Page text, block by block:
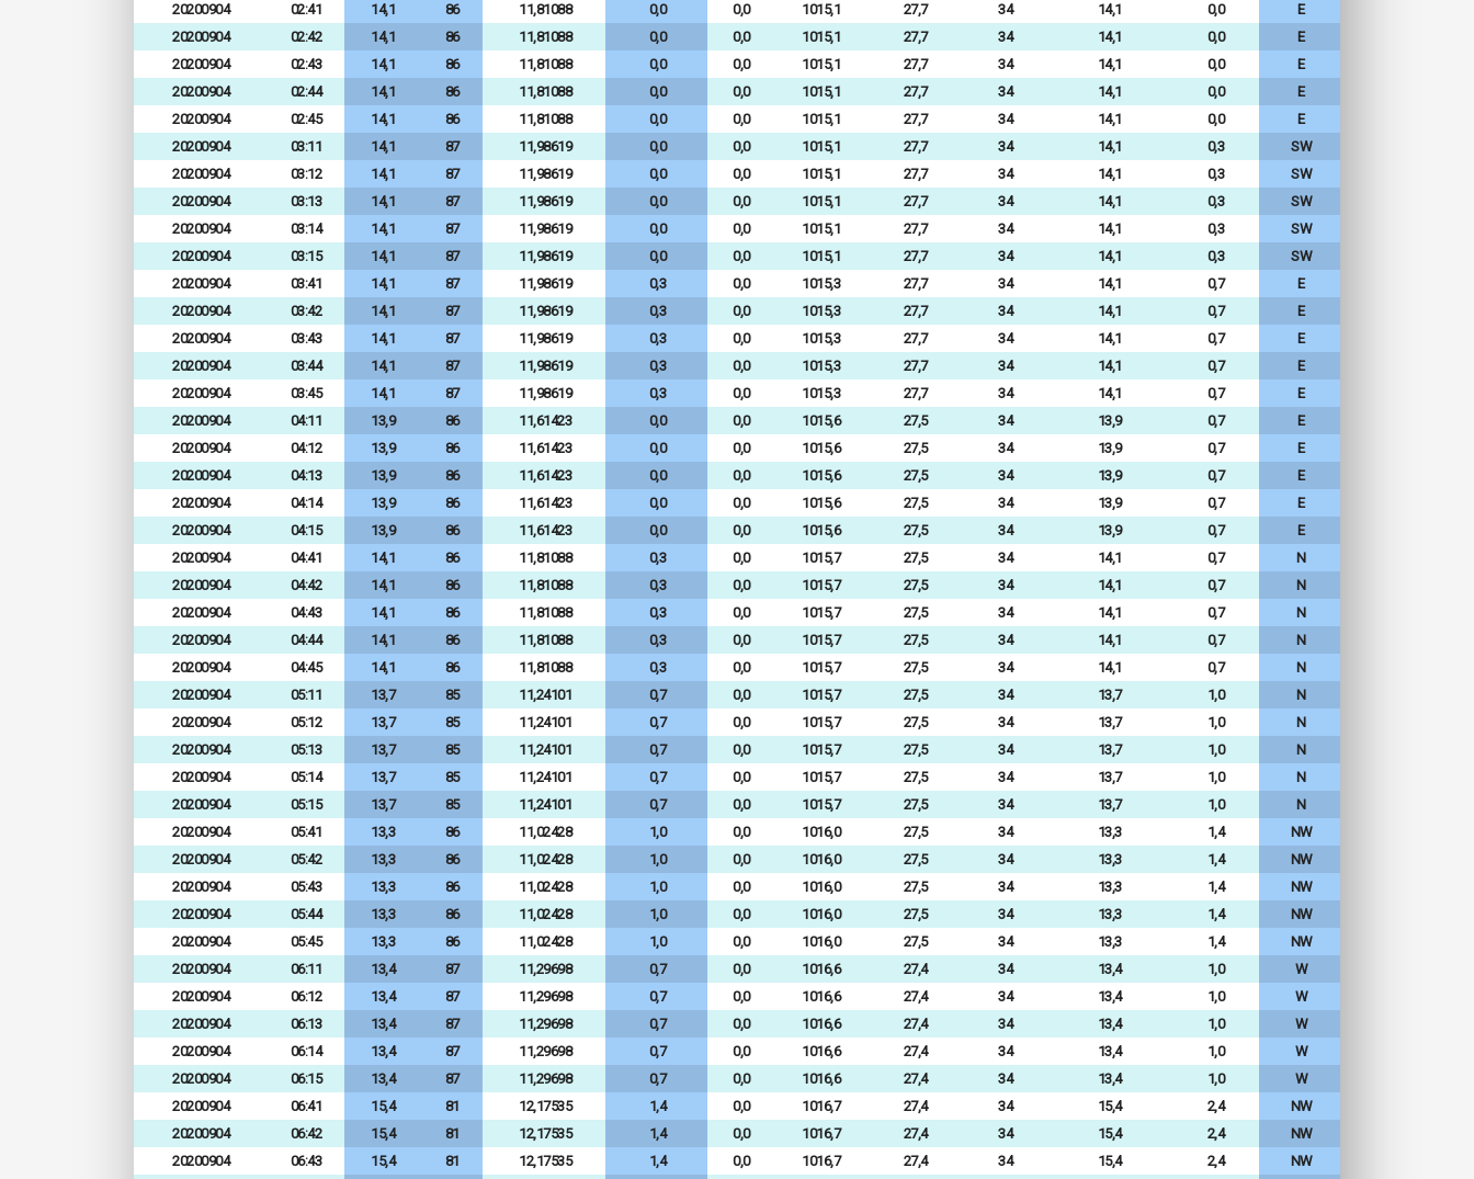
20200904
02:41 14,1 86 11,81088 0,0 0,0 1015,1 27,7 34 14,1 0,0
E
20200904
02:42 14,1 86 11,81088 0,0 0,0 1015,1 27,7 34 14,1 0,0
E
20200904
02:43 14,1 86 11,81088 0,0 0,0 1015,1 27,7 34 14,1 0,0
E
20200904
02:44 14,1 86 11,81088 0,0 0,0 1015,1 27,7 34 14,1 0,0
E
20200904
02:45 14,1 86 11,81088 0,0 0,0 1015,1 27,7 34 14,1 0,0
E
20200904
03:11 14,1 87 11,98619 0,0 0,0 1015,1 27,7 34 14,1 0,3
SW
20200904
03:12 14,1 87 11,98619 0,0 0,0 1015,1 27,7 34 14,1 0,3
SW
20200904
03:13 14,1 87 11,98619 0,0 0,0 1015,1 27,7 34 14,1 0,3
SW
20200904
03:14 14,1 87 11,98619 0,0 0,0 1015,1 27,7 34 14,1 0,3
SW
20200904
03:15 14,1 87 11,98619 0,0 0,0 1015,1 27,7 34 14,1 0,3
SW
20200904
03:41 14,1 87 11,98619 0,3 0,0 1015,3 27,7 34 14,1 0,7
E
20200904
03:42 14,1 87 11,98619 0,3 0,0 1015,3 27,7 34 14,1 0,7
E
20200904
03:43 14,1 87 11,98619 0,3 0,0 1015,3 27,7 34 14,1 0,7
E
20200904
03:44 14,1 87 11,98619 0,3 0,0 1015,3 27,7 34 14,1 0,7
E
20200904
03:45 14,1 87 11,98619 0,3 0,0 1015,3 27,7 34 14,1 0,7
E
20200904
04:11 13,9 86 11,61423 0,0 0,0 1015,6 27,5 34 13,9 0,7
E
20200904
04:12 13,9 86 11,61423 0,0 0,0 1015,6 27,5 34 13,9 0,7
E
20200904
04:13 13,9 86 11,61423 0,0 0,0 1015,6 27,5 34 13,9 0,7
E
20200904
04:14 13,9 86 11,61423 0,0 0,0 1015,6 27,5 34 13,9 0,7
E
20200904
04:15 13,9 86 11,61423 0,0 0,0 1015,6 27,5 34 13,9 0,7
E
20200904
04:41 14,1 86 11,81088 0,3 0,0 1015,7 27,5 34 14,1 0,7
N
20200904
04:42 14,1 86 11,81088 0,3 0,0 1015,7 27,5 34 14,1 0,7
N
20200904
04:43 14,1 86 11,81088 0,3 0,0 1015,7 27,5 34 14,1 0,7
N
20200904
04:44 14,1 86 11,81088 0,3 0,0 1015,7 27,5 34 14,1 0,7
N
20200904
04:45 14,1 86 11,81088 0,3 0,0 1015,7 27,5 34 14,1 0,7
N
20200904
05:11 13,7 85 11,24101 0,7 0,0 1015,7 27,5 34 13,7 1,0
N
20200904
05:12 13,7 85 11,24101 0,7 0,0 1015,7 27,5 34 13,7 1,0
N
20200904
05:13 13,7 85 11,24101 0,7 0,0 1015,7 27,5 34 13,7 1,0
N
20200904
05:14 13,7 85 11,24101 0,7 0,0 1015,7 27,5 34 13,7 1,0
N
20200904
05:15 13,7 85 11,24101 0,7 0,0 1015,7 27,5 34 13,7 1,0
N
20200904
05:41 13,3 86 11,02428 1,0 0,0 1016,0 27,5 34 13,3 1,4
NW
20200904
05:42 13,3 86 11,02428 1,0 0,0 1016,0 27,5 34 13,3 1,4
NW
20200904
05:43 13,3 86 11,02428 1,0 0,0 1016,0 27,5 34 13,3 1,4
NW
20200904
05:44 13,3 86 11,02428 1,0 0,0 1016,0 27,5 34 13,3 1,4
NW
20200904
05:45 13,3 86 11,02428 1,0 0,0 1016,0 27,5 34 13,3 1,4
NW
20200904
06:11 13,4 87 11,29698 0,7 0,0 1016,6 27,4 34 13,4 1,0
W
20200904
06:12 13,4 87 11,29698 0,7 0,0 1016,6 27,4 34 13,4 1,0
W
20200904
06:13 13,4 87 11,29698 0,7 0,0 1016,6 27,4 34 13,4 1,0
W
20200904
06:14 13,4 87 11,29698 0,7 0,0 1016,6 27,4 34 13,4 1,0
W
20200904
06:15 13,4 87 11,29698 0,7 0,0 1016,6 27,4 34 13,4 1,0
W
20200904
06:41 15,4 81 12,17535 1,4 0,0 1016,7 27,4 34 15,4 2,4
NW
20200904
06:42 15,4 81 12,17535 1,4 0,0 1016,7 27,4 34 15,4 2,4
NW
20200904
06:43 15,4 81 12,17535 1,4 0,0 1016,7 27,4 34 15,4 2,4
NW